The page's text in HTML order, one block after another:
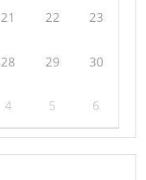
21 22 23
28 29 30
4 5 6